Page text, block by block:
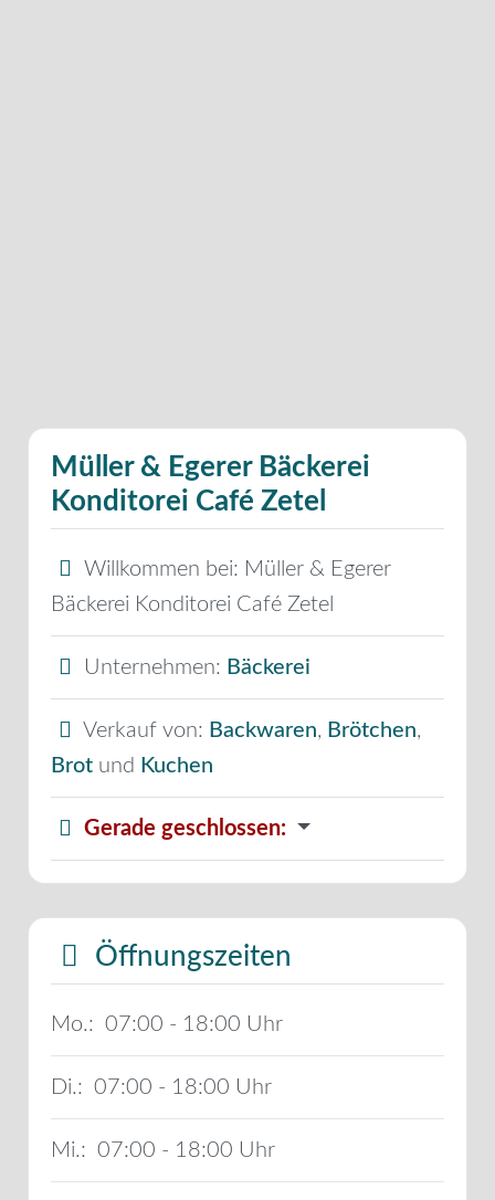
Müller & Egerer Bäckerei
Konditorei Café Zetel
Willkommen bei: Müller & Egerer
Bäckerei Konditorei Café Zetel
Unternehmen: Bäckerei
Verkauf von: Backwaren, Brötchen,
Brot und Kuchen
Gerade geschlossen:
Öffnungszeiten
Mo.: 07:00 - 18:00
Di.: 07:00 - 18:00
Mi.: 07:00 - 18:00